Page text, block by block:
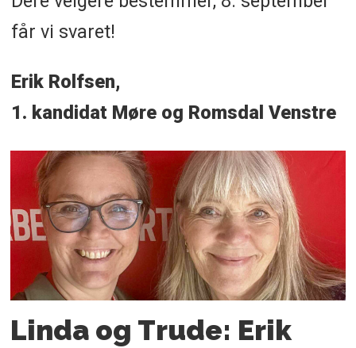
får vi svaret!
Erik Rolfsen,
1. kandidat Møre og Romsdal Venstre
Linda og Trude: Erik